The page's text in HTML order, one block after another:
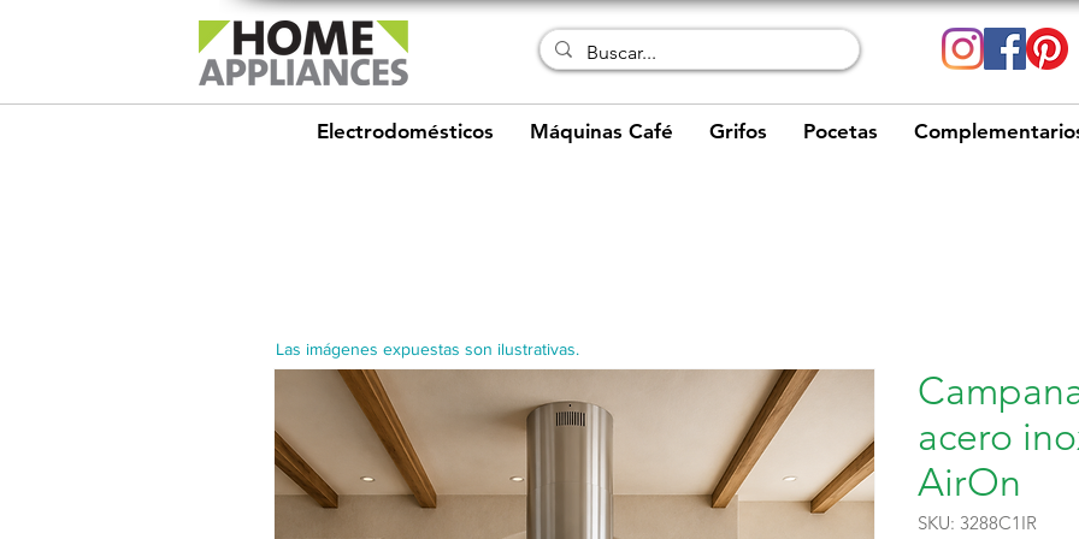
Electrodomésticos Máquinas Café Grifos Pocetas
acero
AirOn
SKU: 3288C1IR
Las imágenes expuestas son ilustrativas.